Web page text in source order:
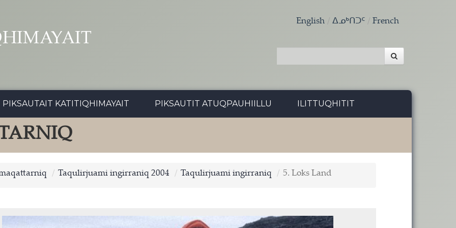
English ᐃᓄᒃᑎᑐᑦ French
PIKSAUTAIT KATITIQHIMAYAIT PIKSAUTIT ATUQPAUHIILLU ILITTUQHITIT
Taqulirjuami ingirraniq 2004 Taqulirjuami ingirraniq 5. Loks Land